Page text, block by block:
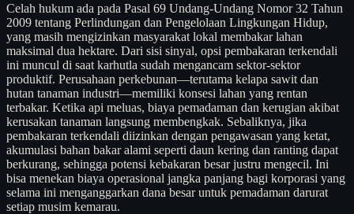
Celah hukum ada pada Pasal 69 Undang-Undang Nomor 32 Tahun
2009 tentang Perlindungan dan Pengelolaan Lingkungan Hidup,
yang masih mengizinkan masyarakat lokal membakar lahan
maksimal dua hektare. Dari sisi sinyal, opsi pembakaran terkendali
ini muncul di saat karhutla sudah mengancam sektor-sektor
produktif. Perusahaan perkebunan—terutama kelapa sawit dan
hutan tanaman industri—memiliki konsesi lahan yang rentan
terbakar. Ketika api meluas, biaya pemadaman dan kerugian akibat
kerusakan tanaman langsung membengkak. Sebaliknya, jika
pembakaran terkendali diizinkan dengan pengawasan yang ketat,
akumulasi bahan bakar alami seperti daun kering dan ranting dapat
berkurang, sehingga potensi kebakaran besar justru mengecil. Ini
bisa menekan biaya operasional jangka panjang bagi korporasi yang
selama ini menganggarkan dana besar untuk pemadaman darurat
setiap musim kemarau.